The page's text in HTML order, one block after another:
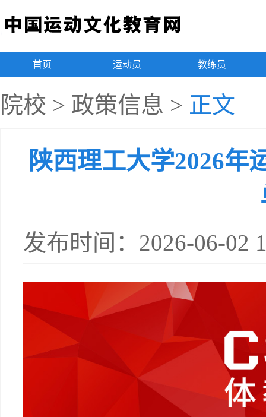
首页 运动员 教练员
院校 > 政策信息 > 正文
陕西理工大学2026年
发布时间：2026-06-